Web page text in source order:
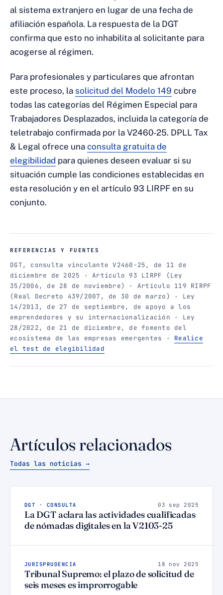
al sistema extranjero en lugar de una fecha de
afiliación española. La respuesta de la DGT
confirma que esto no inhabilita al solicitante para
acogerse al régimen.
Para profesionales y particulares que afrontan
este proceso, la solicitud del Modelo 149 cubre
todas las categorías del Régimen Especial para
Trabajadores Desplazados, incluida la categoría de
teletrabajo confirmada por la V2460-25. DPLL Tax
& Legal ofrece una consulta gratuita de
elegibilidad para quienes deseen evaluar si su
situación cumple las condiciones establecidas en
esta resolución y en el artículo 93 LIRPF en su
conjunto.
REFERENCIAS Y FUENTES
DGT, consulta vinculante V2460-25, de 11 de
diciembre de 2025 · Artículo 93 LIRPF (Ley
35/2006, de 28 de noviembre) · Artículo 119 RIRPF
(Real Decreto 439/2007, de 30 de marzo) · Ley
14/2013, de 27 de septiembre, de apoyo a los
emprendedores y su internacionalización · Ley
28/2022, de 21 de diciembre, de fomento del
ecosistema de las empresas emergentes · Realice
el test de elegibilidad
Artículos relacionados
Todas las noticias →
DGT · CONSULTA 03 sep 2025
La DGT aclara las actividades cualificadas
de nómadas digitales en la V2103-25
JURISPRUDENCIA 18 nov 2025
Tribunal Supremo: el plazo de solicitud de
seis meses es improrrogable